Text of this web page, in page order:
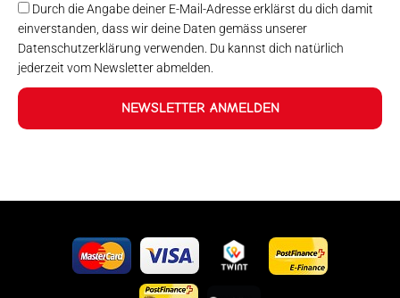
Durch die Angabe deiner E-Mail-Adresse erklärst du dich damit
einverstanden, dass wir deine Daten gemäss unserer
Datenschutzerklärung verwenden. Du kannst dich natürlich
jederzeit vom Newsletter abmelden.
NEWSLETTER ANMELDEN